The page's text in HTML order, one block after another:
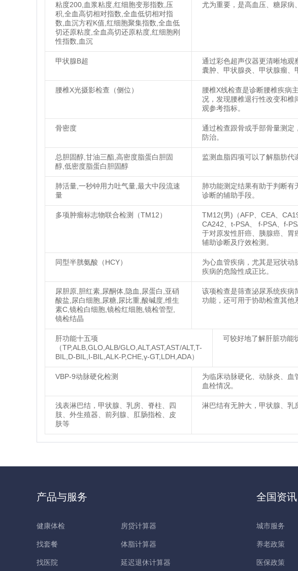
粘度200,血浆粘度,红细胞变形指数,压
积,全血高切相对指数,全血低切相对指
数,血沉方程K值,红细胞聚集指数,全血低
切还原粘度,全血高切还原粘度,红细胞刚
性指数,血沉
尤为重要，是高血压、糖尿病
甲状腺B超
通过彩色超声仪器更清晰地观
囊肿、甲状腺炎、甲状腺瘤、
腰椎X光摄影检查（侧位）
腰椎X线检查是诊断腰椎疾病
况，发现腰椎退行性改变和椎
观参考指标。
骨密度
通过检查跟骨或手部骨量测定
防治。
总胆固醇,甘油三酯,高密度脂蛋白胆固
醇,低密度脂蛋白胆固醇
监测血脂四项可以了解脂肪代
肺活量,一秒钟用力吐气量,最大中段流速
量
肺功能测定结果有助于判断
诊断的辅助手段。
多项肿瘤标志物联合检测（TM12）
TM12(男)（AFP、CEA、
CA242、t-PSA、 f-PSA、f-
于对原发性肝癌、胰腺癌、胃
辅助诊断及疗效检测。
同型半胱氨酸（HCY）
为心血管疾病，尤其是冠状
疾病的危险性成正比。
尿胆原,胆红素,尿酮体,隐血,尿蛋白,亚硝
酸盐,尿白细胞,尿糖,尿比重,酸碱度,维生
素C,镜检白细胞,镜检红细胞,镜检管型,
镜检结晶
该项检查是筛查泌尿系统疾病
功能，还可用于协助检查其他
肝功能十五项
（TP,ALB,GLO,ALB/GLO,ALT,AST,AST/ALT,T-
BIL,D-BIL,I-BIL,ALK-P,CHE,γ-GT,LDH,ADA）
可较好地了解肝脏功能
VBP-9动脉硬化检测
为临床动脉硬化、动脉炎、
血栓情况。
浅表淋巴结，甲状腺、乳房、脊柱、四
肢、外生殖器、前列腺、肛肠指检、皮
肤等
淋巴结有无肿大，甲状腺、乳
产品与服务
健康体检
找套餐
找医院
房贷计算器
体脂计算器
延迟退休计算器
全国资讯
城市服务
养老政策
医保政策